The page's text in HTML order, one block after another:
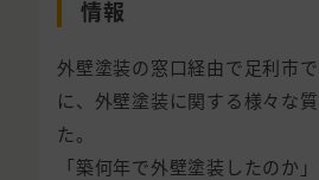
情報
外壁塗装の窓口経由で足利市
に、外壁塗装に関する様々な
た。
「築何年で外壁塗装したのか